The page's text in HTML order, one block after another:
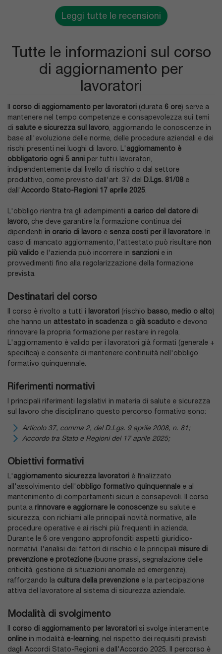
Leggi tutte le recensioni
Tutte le informazioni sul corso
di aggiornamento per
lavoratori
corso di aggiornamento per lavoratori (durata 6 ore) serve a
mantenere nel tempo competenze e consapevolezza sui temi
di salute e sicurezza sul lavoro, aggiornando le conoscenze in
base all'evoluzione delle norme, delle procedure aziendali e dei
rischi presenti nei luoghi di lavoro. L'aggiornamento è
obbligatorio ogni 5 anni per tutti i lavoratori,
indipendentemente dal livello di rischio o dal settore
produttivo, come previsto dall'art. 37 del D.Lgs. 81/08 e
dall'Accordo Stato-Regioni 17 aprile 2025.
L'obbligo rientra tra gli adempimenti a carico del datore di
lavoro, che deve garantire la formazione continua dei
dipendenti in orario di lavoro e senza costi per il lavoratore. In
caso di mancato aggiornamento, l'attestato può risultare non
più valido e l'azienda può incorrere in sanzioni e in
provvedimenti fino alla regolarizzazione della formazione
prevista.
Destinatari del corso
Il corso è rivolto a tutti i lavoratori (rischio basso, medio o alto)
che hanno un attestato in scadenzao già scaduto e devono
rinnovare la propria formazione per restare in regola.
L'aggiornamento è valido per i lavoratori già formati (generale +
specifica) e consente di mantenere continuità nell'obbligo
formativo quinquennale.
Riferimenti normativi
I principali riferimenti legislativi in materia di salute e sicurezza
sul lavoro che disciplinano questo percorso formativo sono:
Articolo 37, comma 2, del D.Lgs. 9 aprile 2008, n. 81;
Accordo tra Stato e Regioni del 17 aprile 2025;
Obiettivi formativi
L'aggiornamento sicurezza lavoratori è finalizzato
all'assolvimento dell'obbligo formativo quinquennale e al
mantenimento di comportamenti sicuri e consapevoli. Il corso
punta a rinnovare e aggiornare le conoscenze su salute e
sicurezza, con richiami alle principali novità normative, alle
procedure operative e ai rischi più frequenti in azienda.
Durante le 6 ore vengono approfonditi aspetti giuridico-
normativi, l'analisi dei fattori di rischio e le principali misure di
prevenzione e protezione (buone prassi, segnalazione delle
criticità, gestione di situazioni anomale ed emergenze),
rafforzando la cultura della prevenzione e la partecipazione
attiva del lavoratore al sistema di sicurezza aziendale.
Modalità di svolgimento
corso di aggiornamento per lavoratori si svolge interamente
online in modalità e-learning, nel rispetto dei requisiti previsti
dagli Accordi Stato-Regioni e dall'Accordo 2025. Il percorso è